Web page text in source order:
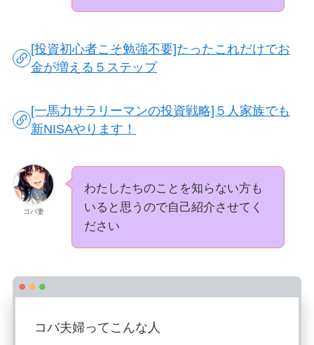
[投資初心者こそ勉強不要]たったこれだけでお
金が増える５ステップ
[一馬力サラリーマンの投資戦略]５人家族でも
新NISAやります！
コバ妻
わたしたちのことを知らない方も
いると思うので自己紹介させてく
ださい
コバ夫婦ってこんな人